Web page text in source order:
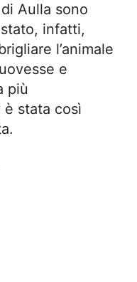
Aulla sono
infatti,
l’animale
e
più
è stata così